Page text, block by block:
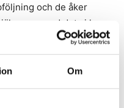
Om
och de åker
oss med det vi har
för ditt gym?
08